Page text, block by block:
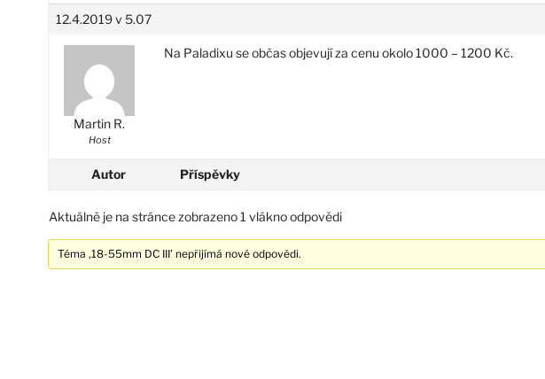
12.4.2019 v 5.07
Martin R.
Host
Na Paladixu se občas objevují za cenu okolo 1000 – 1200 Kč.
Autor Příspěvky
Aktuálně je na stránce zobrazeno 1 vlákno odpovědi
Téma ‚18-55mm DC III’ nepřijímá nové odpovědi.